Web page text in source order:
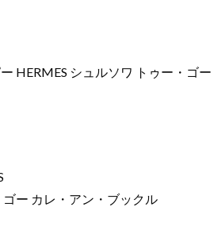
HERMES シュルソワ トゥー・ゴ
ー カレ・アン・ブックル